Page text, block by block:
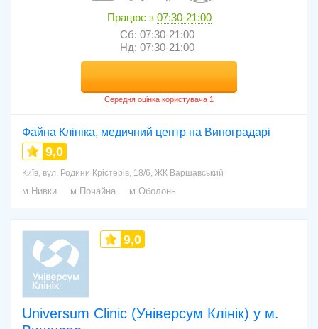
Працює з 07:30-21:00
Сб: 07:30-21:00
Нд: 07:30-21:00
Файна Клініка, медичний центр на Виноградарі
9,0
Київ, вул. Родини Крістерів, 18/6, ЖК Варшавський
м.Нивки м.Почайна м.Оболонь
Universum Clinic (Універсум Клінік) у м.
9,0